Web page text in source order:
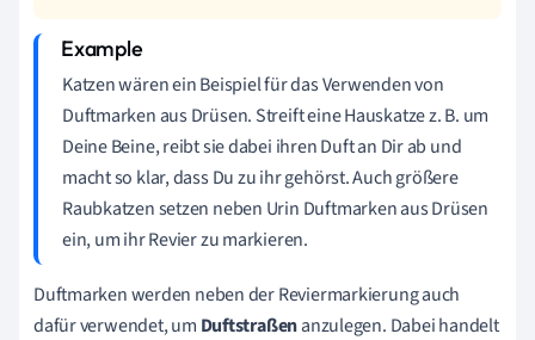
Katzen wären ein Beispiel für das Verwenden von
Duftmarken aus Drüsen. Streift eine Hauskatze z. B. um
Deine Beine, reibt sie dabei ihren Duft an Dir ab und
macht so klar, dass Du zu ihr gehörst. Auch größere
Raubkatzen setzen neben Urin Duftmarken aus Drüsen
ein, um ihr Revier zu markieren.
Duftmarken werden neben der Reviermarkierung auch
dafür verwendet, um Duftstraßenanzulegen. Dabei handelt